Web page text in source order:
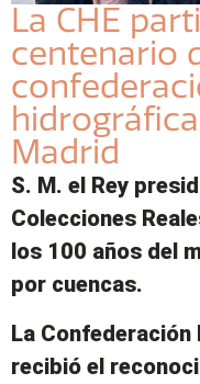
La CHE
centenario
Madrid
S. M. el Rey
Colecciones
los 100 años del
por cuencas.
La
recibió el